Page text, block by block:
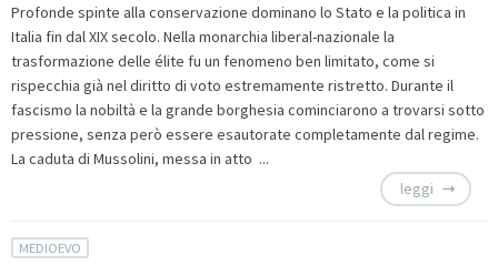
Profonde spinte alla conservazione dominano lo Stato e la politica in
Italia fin dal XIX secolo. Nella monarchia liberal-nazionale la
trasformazione delle élite fu un fenomeno ben limitato, come si
rispecchia già nel diritto di voto estremamente ristretto. Durante il
fascismo la nobiltà e la grande borghesia cominciarono a trovarsi sotto
pressione, senza però essere esautorate completamente dal regime.
La caduta di Mussolini, messa in atto ...
leggi
MEDIOEVO